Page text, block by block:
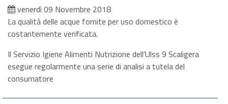
venerdì 09 Novembre 2018
La qualità delle acque fornite per uso domestico è
costantemente verificata.
Il Servizio Igiene Alimenti Nutrizione dell’Ulss 9 Scaligera
esegue regolarmente una serie di analisi a tutela del
consumatore